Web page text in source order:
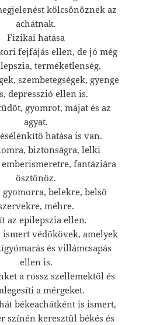
kölcsönöznek az
achátnak.
Fizikai hatása
fejfájás ellen, de jó még
terméketlenség,
szembetegségek, gyenge
depresszió ellen is.
gyomrot, májat és az
agyat.
hatása is van.
biztonságra, lelki
emberismeretre, fantáziára
ösztönöz.
gyomorra, belekre, belső
méhre.
az epilepszia ellen.
ismert védőkövek, amelyek
és villámcsapás
ellen is.
a rossz szellemektől és
a mérgeket.
békeachátként is ismert,
színén keresztül békés és